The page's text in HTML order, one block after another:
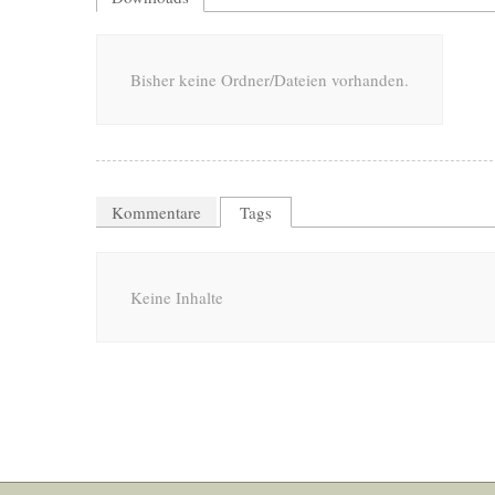
Bisher keine Ordner/Dateien vorhanden.
Kommentare Tags
Keine Inhalte